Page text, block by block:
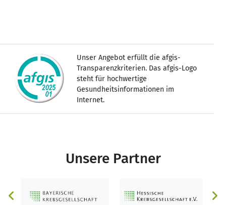
Unser Angebot erfüllt die afgis-
Transparenzkriterien. Das afgis-Logo
steht für hochwertige
Gesundheitsinformationen im
Internet.
Unsere Partner